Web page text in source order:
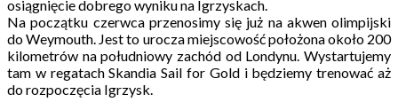
osiągnięcie dobrego wyniku na Igrzyskach.
Na początku czerwca przenosimy się już na akwen olimpijski
do Weymouth. Jest to urocza miejscowość położona około 200
kilometrów na południowy zachód od Londynu. Wystartujemy
tam w regatach Skandia Sail for Gold i będziemy trenować aż
do rozpoczęcia Igrzysk.